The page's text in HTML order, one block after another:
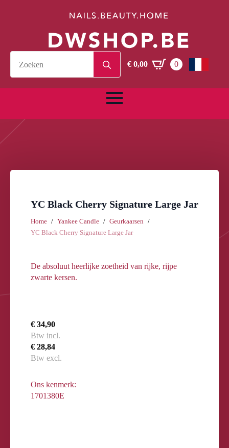
for:€0,00 0
YC Black Cherry Signature Large Jar
Home Yankee Candle
Geurkaarsen
YC Black Cherry Signature Large Jar
De absoluut heerlijke zoetheid van rijke, rijpe
zwarte kersen.
€ 34,90
Btw incl.
€ 28,84
Btw excl.
Ons kenmerk:
1701380E